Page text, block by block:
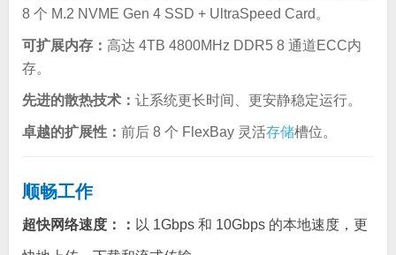
8 个 M.2 NVME Gen 4 SSD + UltraSpeed Card。
可扩展内存： 高达 4TB 4800MHz DDR5 8 通道ECC内
存。
先进的散热技术： 让系统更长时间、更安静稳定运行。
卓越的扩展性： 前后 8 个 FlexBay 灵活存储槽位。
顺畅工作
超快网络速度： ： 以 1Gbps 和 10Gbps 的本地速度，更